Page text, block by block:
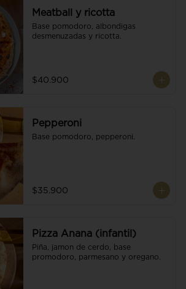
Meatball y ricotta
Base pomodoro, albondigas
desmenuzadas y ricotta.
$40.900
Pepperoni
Base pomodoro, pepperoni.
$35.900
Pizza Anana (infantil)
Piña, jamon de cerdo, base
promodoro, parmesano y oregano.